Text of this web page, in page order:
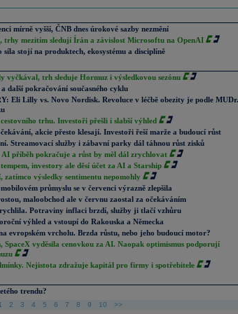
mírně vyšší, ČNB dnes úrokové sazby nezmění
trhy mezitím sledují Írán a závislost Microsoftu na OpenAI
stojí na produktech, ekosystému a disciplíně
vyčkával, trh sleduje Hormuz i výsledkovou sezónu
další pokračování současného cyklu
Eli Lilly vs. Novo Nordisk. Revoluce v léčbě obezity je podle MUDr.
trhu. Investoři přešli i slabší výhled
akcie přesto klesají. Investoři řeší marže a budoucí růst
Streamovací služby i zábavní parky dál táhnou růst zisků
příběh pokračuje a růst by měl dál zrychlovat
investory ale děsí účet za AI a Starship
zatímco výsledky sentimentu nepomohly
průmyslu se v červenci výrazně zlepšila
maloobchod ale v červnu zaostal za očekáváním
Potraviny inflaci brzdí, služby ji tlačí vzhůru
výhled a vstoupí do Rakouska a Německa
evropském vrcholu. Brzda růstu, nebo jeho budoucí motor?
SpaceX vyděsila cenovkou za AI. Naopak optimismus podporují
Nejistota zdražuje kapitál pro firmy i spotřebitele
trendu?
2 3 4 5 6 7 8 9 10 >>